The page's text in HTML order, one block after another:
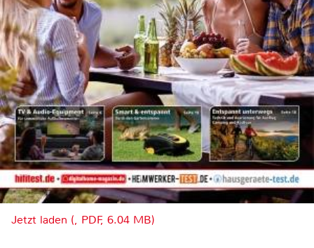
Jetzt laden (, PDF, 6.04 MB)